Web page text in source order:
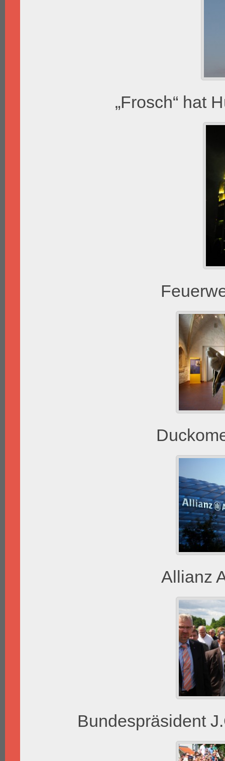
„Frosch“ hat
Allianz
Bundespräsident